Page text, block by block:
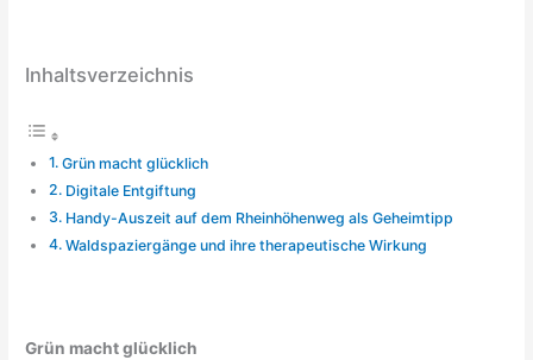
Inhaltsverzeichnis
Grün macht glücklich
Digitale Entgiftung
Handy-Auszeit auf dem Rheinhöhenweg als Geheimtipp
Waldspaziergänge und ihre therapeutische Wirkung
Grün macht glücklich